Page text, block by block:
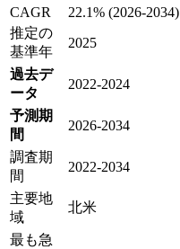
CAGR
22.1% (2026-2034)
推定の
基準年
2025
過去デ
ータ
2022-2024
予測期
間
2026-2034
調査期
間
2022-2034
主要地
域
北米
最も急